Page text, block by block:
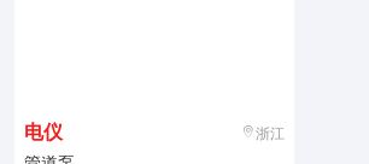
电仪 浙江